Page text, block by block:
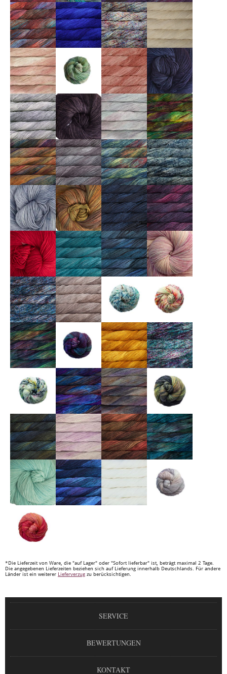
*Die Lieferzeit von Ware, die "auf Lager" oder "Sofort lieferbar" ist, beträgt maximal 2 Tage.
Die angegebenen Lieferzeiten beziehen sich auf Lieferung innerhalb Deutschlands. Für andere
Länder ist ein weiterer Lieferverzug zu berücksichtigen.
SERVICE
BEWERTUNGEN
KONTAKT